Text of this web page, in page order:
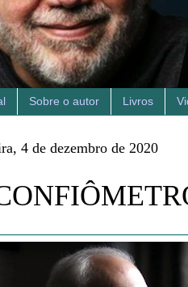
Sobre o autor Livros
4 de dezembro de 2020